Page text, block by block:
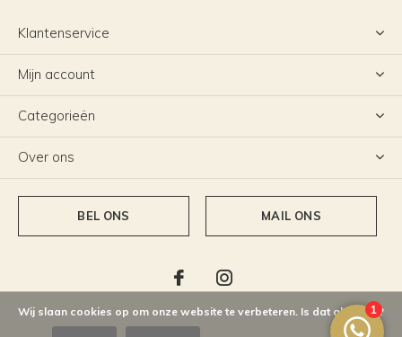
Klantenservice
Mijn account
Categorieën
Over ons
BEL ONS MAIL ONS
Wij slaan cookies op om onze website te verbeteren. Is dat akkoord?